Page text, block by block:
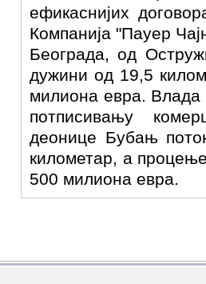
ефикаснијих
Компанија "Пауер
Београда, од
дужини од 19,5
милиона евра. Влада
потписивању
деонице Бубањ
километар, а
500 милиона евра.